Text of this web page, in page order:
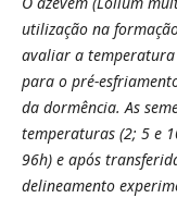
utilização na
avaliar a temperatura
para o pré-
da dormência. As
temperaturas (2; 5 e
96h) e após
delineamento